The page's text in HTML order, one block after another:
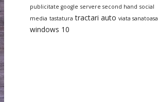
publicitate google servere second hand social
media tastatura tractari auto viata sanatoasa
windows 10